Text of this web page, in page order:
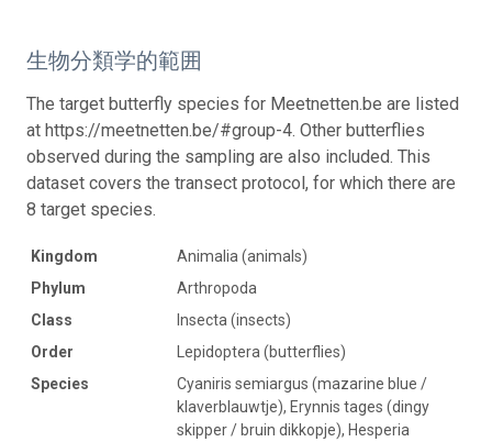
生物分類学的範囲
The target butterfly species for Meetnetten.be are listed
at https://meetnetten.be/#group-4. Other butterflies
observed during the sampling are also included. This
dataset covers the transect protocol, for which there are
8 target species.
Kingdom
Animalia (animals)
Phylum
Arthropoda
Class
Insecta (insects)
Order
Lepidoptera (butterflies)
Species
Cyaniris semiargus (mazarine blue /
klaverblauwtje), Erynnis tages (dingy
skipper / bruin dikkopje), Hesperia